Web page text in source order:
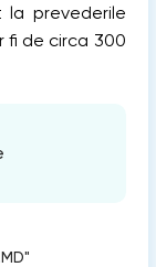
la prevederile
fi de circa 300